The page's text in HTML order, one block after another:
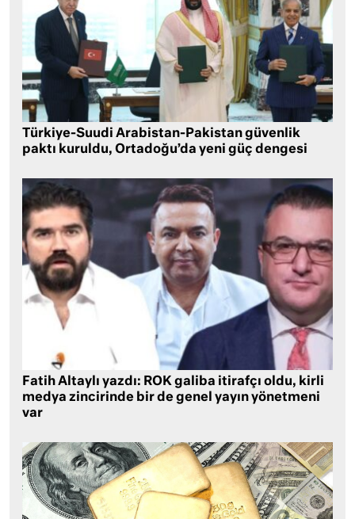
Türkiye-Suudi Arabistan-Pakistan güvenlik
paktı kuruldu, Ortadoğu’da yeni güç dengesi
Fatih Altaylı yazdı: ROK galiba itirafçı oldu, kirli
medya zincirinde bir de genel yayın yönetmeni
var